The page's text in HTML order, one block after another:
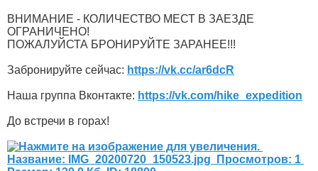
ВНИМАНИЕ - КОЛИЧЕСТВО МЕСТ В ЗАЕЗДЕ
ОГРАНИЧЕНО!
ПОЖАЛУЙСТА БРОНИРУЙТЕ ЗАРАНЕЕ!!!
Забронируйте сейчас: https://vk.cc/ar6dcR
Наша группа Вконтакте: https://vk.com/hike_expedition
До встречи в горах!